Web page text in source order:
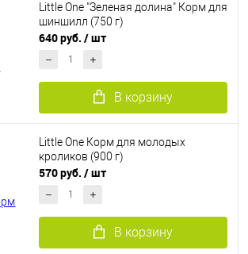
Little One "Зеленая долина" Корм для
шиншилл (750 г)
640 руб. / шт
В корзину
Little One Корм для молодых
кроликов (900 г)
570 руб. / шт
В корзину